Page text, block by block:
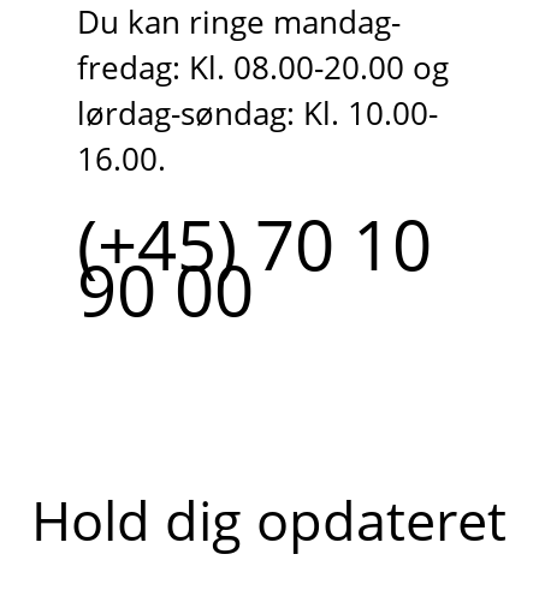
Du kan ringe mandag-
fredag: Kl. 08.00-20.00 og
lørdag-søndag: Kl. 10.00-
16.00.
(+45) 70 10
90 00
Hold dig opdateret